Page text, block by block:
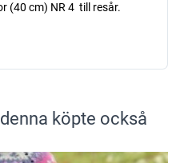
cm) NR 4  till resår.
köpte också